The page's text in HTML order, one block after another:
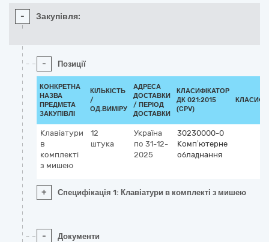
- Закупівля:
- Позиції
КОНКРЕТНА
НАЗВА
ПРЕДМЕТА
ЗАКУПІВЛІ
КІЛЬКІСТЬ
/
ОД.ВИМІРУ
АДРЕСА
ДОСТАВКИ
/ ПЕРІОД
ДОСТАВКИ
КЛАСИФІКАТОР
ДК 021:2015
(CPV)
Клавіатури
в
комплекті
з мишею
12
штука
Україна
по 31-12-
2025
30230000-0
Комп’ютерне
обладнання
+ Специфікація 1: Клавіатури в комплекті з мишею
- Документи